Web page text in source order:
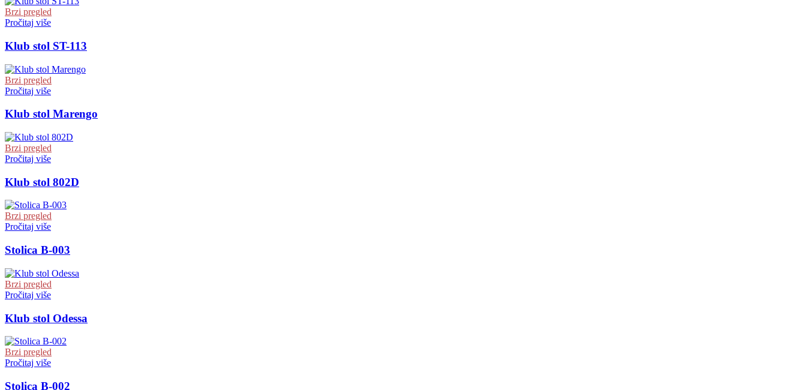
Brzi pregled
Pročitaj više
Klub stol ST-113
Brzi pregled
Pročitaj više
Klub stol Marengo
Brzi pregled
Pročitaj više
Klub stol 802D
Brzi pregled
Pročitaj više
Stolica B-003
Brzi pregled
Pročitaj više
Klub stol Odessa
Brzi pregled
Pročitaj više
Stolica B-002